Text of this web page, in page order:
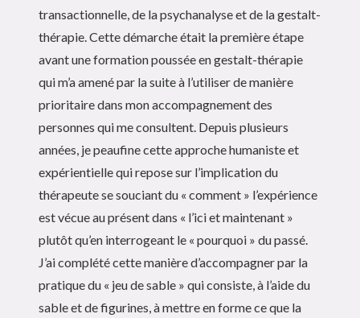
transactionnelle, de la psychanalyse et de la gestalt-
thérapie. Cette démarche était la première étape
avant une formation poussée en gestalt-thérapie
qui m’a amené par la suite à l’utiliser de manière
prioritaire dans mon accompagnement des
personnes qui me consultent. Depuis plusieurs
années, je peaufine cette approche humaniste et
expérientielle qui repose sur l’implication du
thérapeute se souciant du « comment » l’expérience
est vécue au présent dans « l’ici et maintenant »
plutôt qu’en interrogeant le « pourquoi » du passé.
J’ai complété cette manière d’accompagner par la
pratique du « jeu de sable » qui consiste, à l’aide du
sable et de figurines, à mettre en forme ce que la